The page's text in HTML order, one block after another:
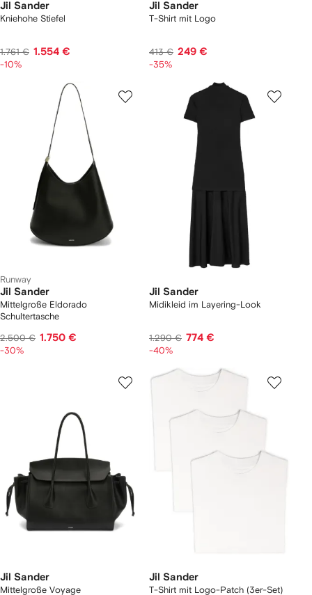
Jil Sander
Kniehohe Stiefel
1.761 € 1.554 €
-10%
Jil Sander
T-Shirt mit Logo
413 € 249 €
-35%
Runway
Jil Sander
Mittelgroße Eldorado
Schultertasche
2.500 € 1.750 €
-30%
Jil Sander
Midikleid im Layering-Look
1.290 € 774 €
-40%
Jil Sander
Mittelgroße Voyage
Jil Sander
T-Shirt mit Logo-Patch (3er-Set)